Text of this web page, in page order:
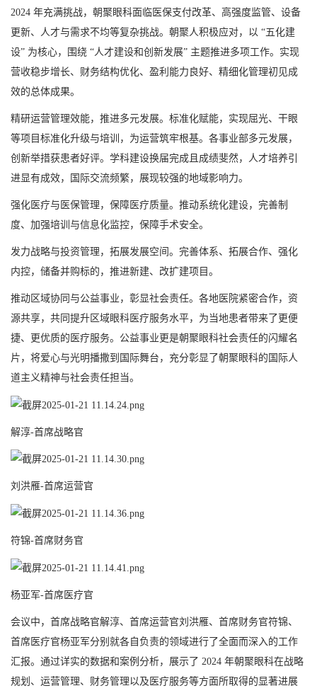
2024 年充满挑战，朝聚眼科面临医保支付改革、高强度监管、设备
更新、人才与需求不均等复杂挑战。朝聚人积极应对，以 “五化建
设” 为核心，围绕 “人才建设和创新发展” 主题推进多项工作。实现
营收稳步增长、财务结构优化、盈利能力良好、精细化管理初见成
效的总体成果。
精研运营管理效能，推进多元发展。标准化赋能，实现屈光、干眼
等项目标准化升级与培训，为运营筑牢根基。各事业部多元发展，
创新举措获患者好评。学科建设换届完成且成绩斐然，人才培养引
进显有成效，国际交流频繁，展现较强的地域影响力。
强化医疗与医保管理，保障医疗质量。推动系统化建设，完善制
度、加强培训与信息化监控，保障手术安全。
发力战略与投资管理，拓展发展空间。完善体系、拓展合作、强化
内控，储备并购标的，推进新建、改扩建项目。
推动区域协同与公益事业，彰显社会责任。各地医院紧密合作，资
源共享，共同提升区域眼科医疗服务水平，为当地患者带来了更便
捷、更优质的医疗服务。公益事业更是朝聚眼科社会责任的闪耀名
片，将爱心与光明播撒到国际舞台，充分彰显了朝聚眼科的国际人
道主义精神与社会责任担当。
解淳-首席战略官
刘洪雁-首席运营官
符锦-首席财务官
杨亚军-首席医疗官
会议中，首席战略官解淳、首席运营官刘洪雁、首席财务官符锦、
首席医疗官杨亚军分别就各自负责的领域进行了全面而深入的工作
汇报。通过详实的数据和案例分析，展示了 2024 年朝聚眼科在战略
规划、运营管理、财务管理以及医疗服务等方面所取得的显著进展